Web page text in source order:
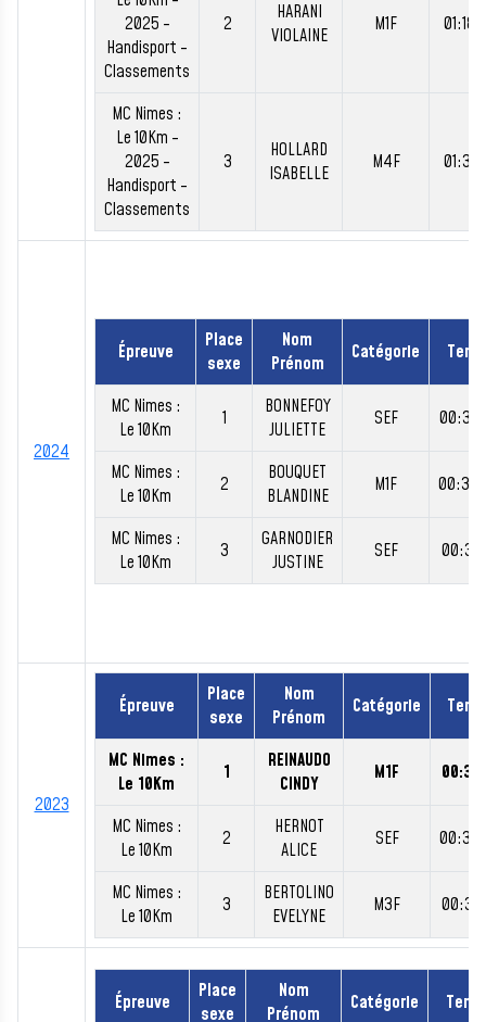
2025 -
Handisport -
Classements
2
HARANI
VIOLAINE
M1F
MC Nimes :
Le 10Km -
2025 -
Handisport -
Classements
3
HOLLARD
ISABELLE
M4F
2024
Épreuve
Place
sexe
Nom
Prénom
Catégorie
MC Nimes :
Le 10Km
1
BONNEFOY
JULIETTE
SEF
MC Nimes :
Le 10Km
2
BOUQUET
BLANDINE
M1F
MC Nimes :
Le 10Km
3
GARNODIER
JUSTINE
SEF
2023
Épreuve
Place
sexe
Nom
Prénom
Catégorie
MC Nimes :
Le 10Km
1
REINAUDO
CINDY
M1F
MC Nimes :
Le 10Km
2
HERNOT
ALICE
SEF
MC Nimes :
Le 10Km
3
BERTOLINO
EVELYNE
M3F
Épreuve
Place
sexe
Nom
Prénom
Catégorie